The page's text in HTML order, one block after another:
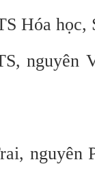
Hóa học,
nguyên
nguyên